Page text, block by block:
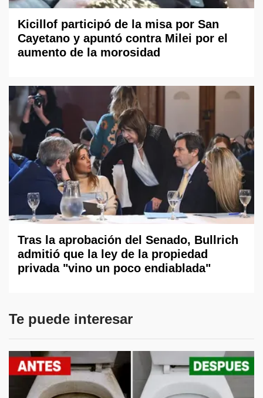
Kicillof participó de la misa por San
Cayetano y apuntó contra Milei por el
aumento de la morosidad
Tras la aprobación del Senado, Bullrich
admitió que la ley de la propiedad
privada "vino un poco endiablada"
Te puede interesar